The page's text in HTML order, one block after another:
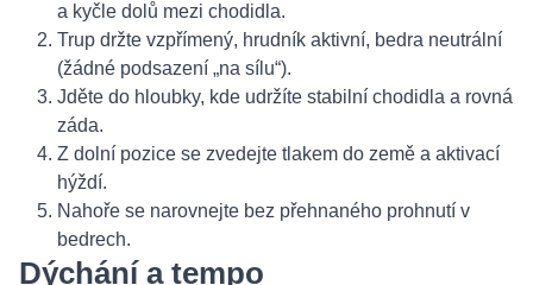
a kyčle dolů mezi chodidla.
Trup držte vzpřímený, hrudník aktivní, bedra neutrální
(žádné podsazení „na sílu“).
Jděte do hloubky, kde udržíte stabilní chodidla a rovná
záda.
Z dolní pozice se zvedejte tlakem do země a aktivací
hýždí.
Nahoře se narovnejte bez přehnaného prohnutí v
bedrech.
Dýchání a tempo